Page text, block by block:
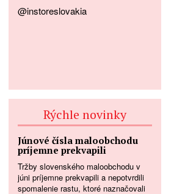
@instoreslovakia
Rýchle novinky
Júnové čísla maloobchodu
príjemne prekvapili
Tržby slovenského maloobchodu v
júni príjemne prekvapili a nepotvrdili
spomalenie rastu, ktoré naznačovali